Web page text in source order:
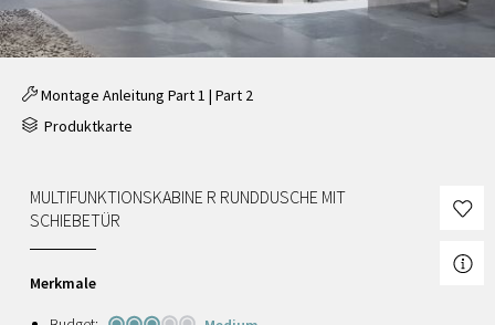
Montage Anleitung Part 1 | Part 2
Produktkarte
MULTIFUNKTIONSKABINE R RUNDDUSCHE MIT
SCHIEBETÜR
Merkmale